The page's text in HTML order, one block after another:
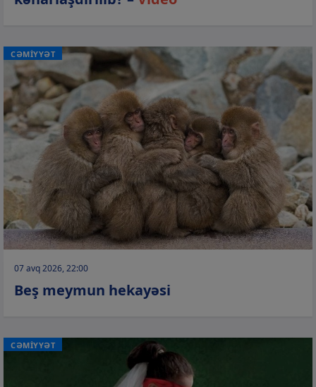
CƏMİYYƏT
07 avq 2026, 22:00
Beş meymun hekayəsi
CƏMİYYƏT